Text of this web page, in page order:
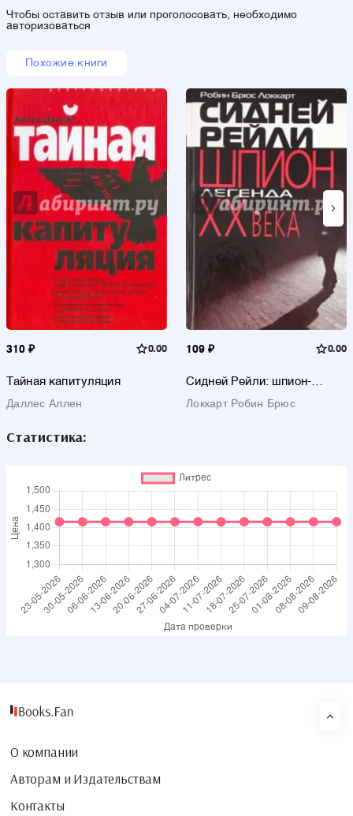
Чтобы оставить отзыв или проголосовать, необходимо
авторизоваться
Похожие книги
310 ₽ 0.00
Тайная капитуляция
Даллес Аллен
109 ₽ 0.00
Сидней Рейли: шпион-
Локкарт Робин Брюс
Статистика:
О компании
Авторам и Издательствам
Контакты